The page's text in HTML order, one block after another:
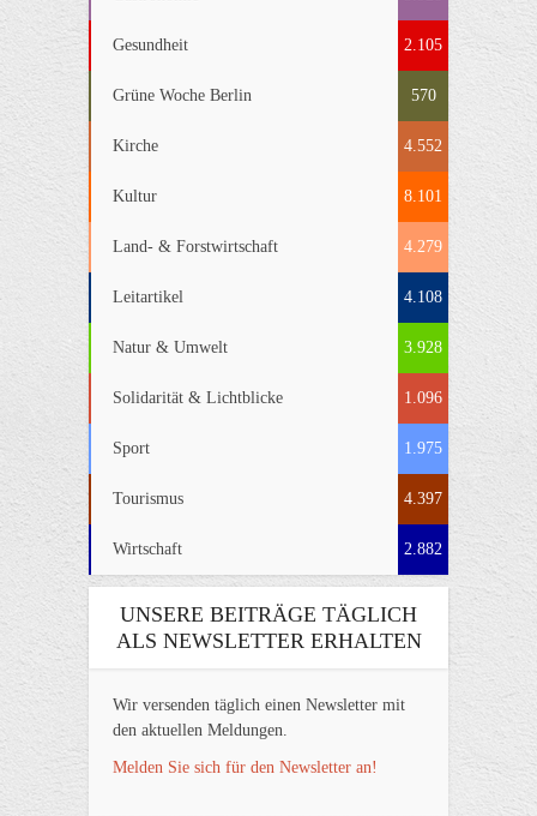
Gesundheit 2.105
Grüne Woche Berlin 570
Kirche 4.552
Kultur 8.101
Land- & Forstwirtschaft 4.279
Leitartikel 4.108
Natur & Umwelt 3.928
Solidarität & Lichtblicke 1.096
Sport 1.975
Tourismus 4.397
Wirtschaft 2.882
UNSERE BEITRÄGE TÄGLICH
ALS NEWSLETTER ERHALTEN
Wir versenden täglich einen Newsletter mit
den aktuellen Meldungen.
Melden Sie sich für den Newsletter an!